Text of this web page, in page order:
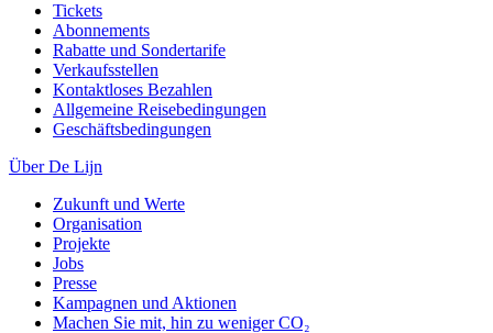
Tickets
Abonnements
Rabatte und Sondertarife
Verkaufsstellen
Kontaktloses Bezahlen
Allgemeine Reisebedingungen
Geschäftsbedingungen
Über De Lijn
Zukunft und Werte
Organisation
Projekte
Jobs
Presse
Kampagnen und Aktionen
Machen Sie mit, hin zu weniger CO₂